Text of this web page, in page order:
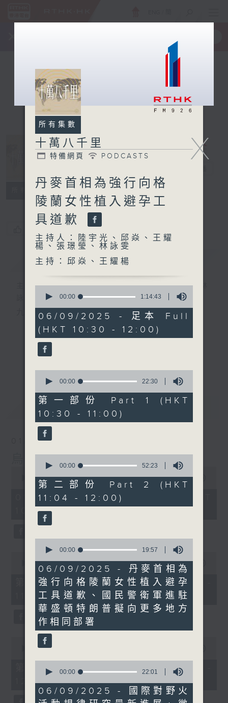
所有集數 特備網頁 PODCASTS
您喜歡這個節目嗎?
簡介 GIST
主持人：陸宇光、邱焱、王耀楊、張璟瑩、林
九十分鐘走遍世界，每週陪你漫遊《十萬八千里》。
最新 LATEST
01/08/2026
烏克蘭招兵遇大規模示威抗議
seconds
hour,
minutes,
00:00 1:15:17
01/08/2026 - 足本 Full (HKT
10:30 - 12:00)
seconds
minutes,
seconds
00:00 23:20
第一部份 Part 1 (HKT 10:30 -
11:00)
seconds
minutes,
seconds
00:00
第二部份 Part 2 (HKT 11:04 -
12:00)
X
所有集數
十萬八千里
特備網頁 PODCASTS
丹麥首相為強行向格
陵蘭女性植入避孕工
具道歉
主持人：陸宇光、邱焱、王耀
楊、張璟瑩、林詠雯
主持：邱焱、王耀楊
seconds
1
hour,
14
minutes,
43
seconds
00:00 1:14:43
06/09/2025 - 足本 Full
(HKT 10:30 - 12:00)
seconds
22
minutes,
30
seconds
00:00 22:30
第一部份 Part 1 (HKT
10:30 - 11:00)
seconds
52
minutes,
23
seconds
00:00 52:23
第二部份 Part 2 (HKT
11:04 - 12:00)
seconds
19
minutes,
57
seconds
00:00 19:57
06/09/2025 - 丹麥首相為
強行向格陵蘭女性植入避孕
工具道歉、國民警衛軍進駐
華盛頓特朗普擬向更多地方
作相同部署
seconds
22
minutes,
00:00 22:01
06/09/2025 - 國際對野火